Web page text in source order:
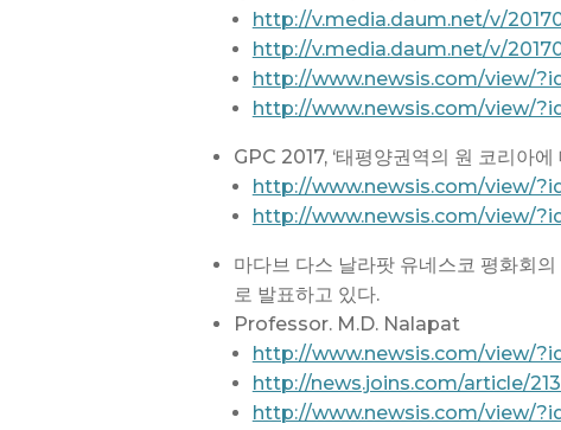
http://v.media.daum.net/v/
http://v.media.daum.net/v/
http://www.newsis.com/view/
http://www.newsis.com/view/
GPC 2017, ‘태평양권역의 원 코리아
http://www.newsis.com/view/
http://www.newsis.com/view/
마다브 다스 날라팟 유네스코 평화회의
로 발표하고 있다.
Professor. M.D. Nalapat
http://www.newsis.com/view/
http://news.joins.com/article/
http://www.newsis.com/view/